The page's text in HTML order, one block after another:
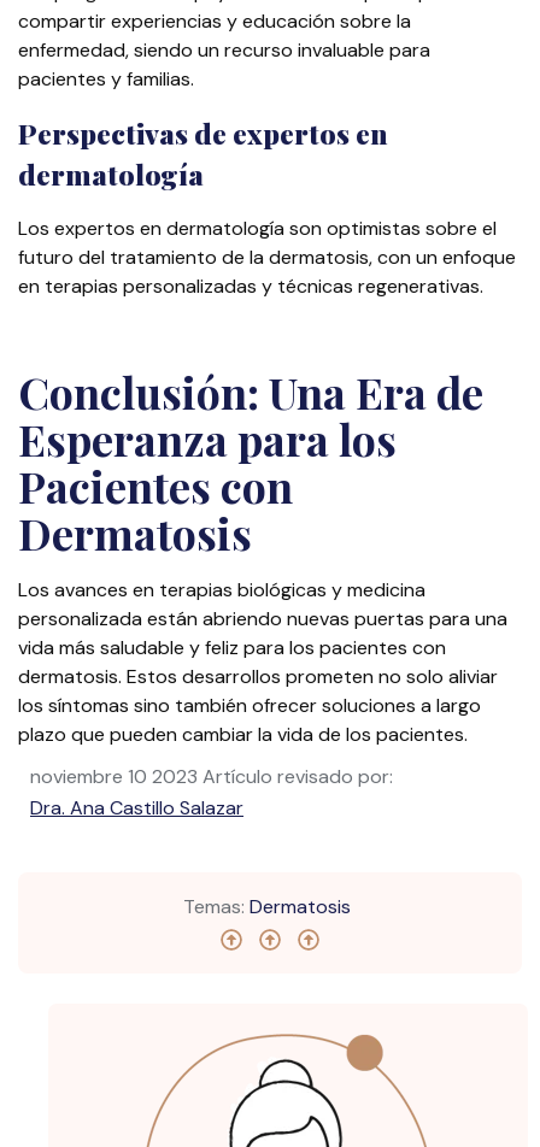
compartir experiencias y educación sobre la
enfermedad, siendo un recurso invaluable para
pacientes y familias.
Perspectivas de expertos en
dermatología
Los expertos en dermatología son optimistas sobre el
futuro del tratamiento de la dermatosis, con un enfoque
en terapias personalizadas y técnicas regenerativas.
Conclusión: Una Era de
Esperanza para los
Pacientes con
Dermatosis
Los avances en terapias biológicas y medicina
personalizada están abriendo nuevas puertas para una
vida más saludable y feliz para los pacientes con
dermatosis. Estos desarrollos prometen no solo aliviar
los síntomas sino también ofrecer soluciones a largo
plazo que pueden cambiar la vida de los pacientes.
noviembre 10 2023 Artículo revisado por:
Dra. Ana Castillo Salazar
Temas: Dermatosis